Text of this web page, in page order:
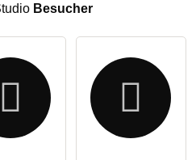
veröffentlicht)
Besucher